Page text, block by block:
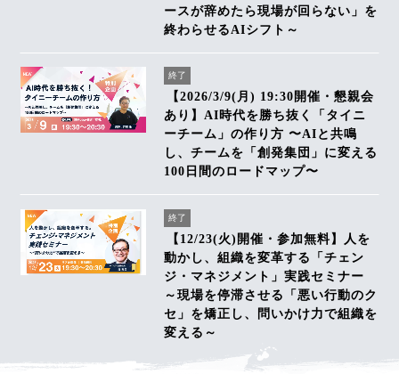
ースが辞めたら現場が回らない」を
終わらせるAIシフト～
終了
【2026/3/9(月) 19:30開催・懇親会
あり】AI時代を勝ち抜く「タイニ
ーチーム」の作り方 〜AIと共鳴
し、チームを「創発集団」に変える
100日間のロードマップ〜
終了
【12/23(火)開催・参加無料】人を
動かし、組織を変革する「チェン
ジ・マネジメント」実践セミナー
～現場を停滞させる「悪い行動のク
セ」を矯正し、問いかけ力で組織を
変える～